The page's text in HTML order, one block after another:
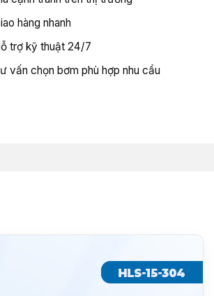
hàng nhanh
trợ kỹ thuật 24/7
vấn chọn bơm phù hợp nhu cầu